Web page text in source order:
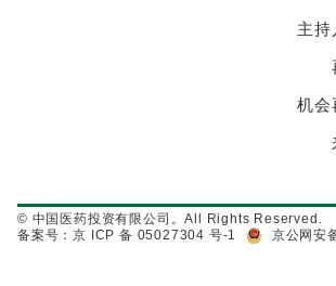
主持
再
机会
来
© 中国医药投资有限公司。All Rights Reserved.
备案号：京 ICP 备 05027304 号-1
京公网安